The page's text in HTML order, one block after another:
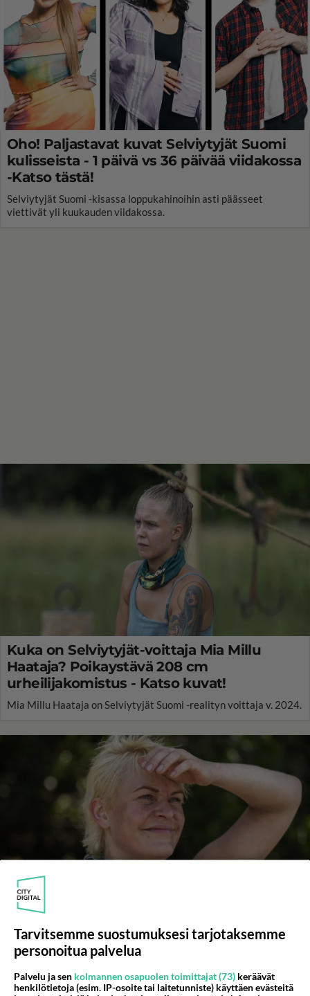
Oho! Paljastavat kuvat Selviytyjät Suomi
kulisseista - 1 päivä vs 36 päivää viidakossa
-Katso tästä!
Selviytyjät Suomi -kisassa loppukahinoihin asti päässeet
viettivät yli kuukauden viidakossa.
Kuka on Selviytyjät-voittaja Mia Millu
Haataja? Poikaystävä 208 cm
urheilijakomistus - Katso kuvat!
Mia Millu Haataja on Selviytyjät Suomi -realityn voittaja v. 2024.
Jenni Janakan rakas - Avautuu kisasta:
"Pas*kaa..."
Jenni Janakka tippui pois Selviytyjät Suomi -kisasta.
Tarvitsemme suostumuksesi tarjotaksemme
personoitua palvelua
Palvelu ja sen kolmannen osapuolen toimittajat (73) keräävät
henkilötietoja (esim. IP-osoite tai laitetunniste) käyttäen evästeitä